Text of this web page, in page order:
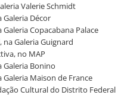
Valerie Schmidt
Galeria Décor
Galeria Copacabana Palace
Galeria Guignard
no MAP
Galeria Bonino
Galeria Maison de France
Cultural do Distrito Federal